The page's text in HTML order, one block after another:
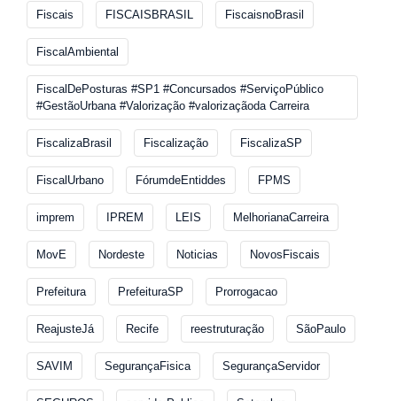
Fiscais FISCAISBRASIL FiscaisnoBrasil
FiscalAmbiental
FiscalDePosturas #SP1 #Concursados #ServiçoPúblico
#GestãoUrbana #Valorização #valorizaçãoda Carreira
FiscalizaBrasil Fiscalização FiscalizaSP
FiscalUrbano FórumdeEntiddes FPMS
imprem IPREM LEIS MelhorianaCarreira
MovE Nordeste Noticias NovosFiscais
Prefeitura PrefeituraSP Prorrogacao
ReajusteJá Recife reestruturação SãoPaulo
SAVIM SegurançaFisica SegurançaServidor